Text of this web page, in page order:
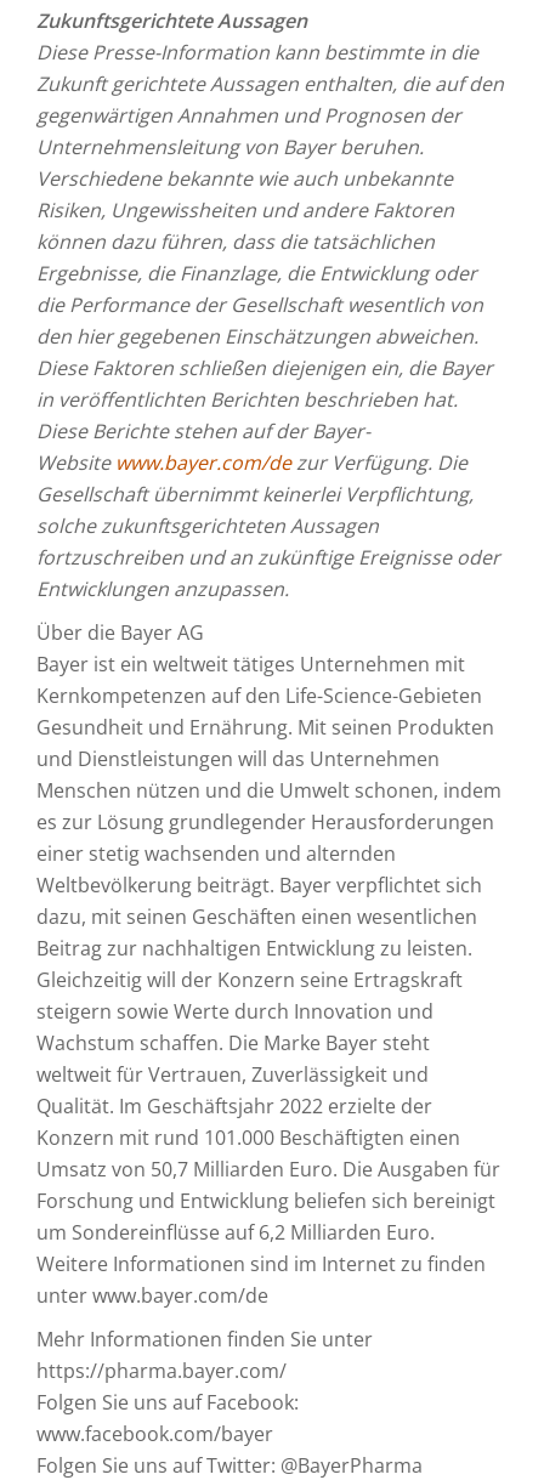
Zukunftsgerichtete Aussagen
Diese Presse-Information kann bestimmte in die
Zukunft gerichtete Aussagen enthalten, die auf den
gegenwärtigen Annahmen und Prognosen der
Unternehmensleitung von Bayer beruhen.
Verschiedene bekannte wie auch unbekannte
Risiken, Ungewissheiten und andere Faktoren
können dazu führen, dass die tatsächlichen
Ergebnisse, die Finanzlage, die Entwicklung oder
die Performance der Gesellschaft wesentlich von
den hier gegebenen Einschätzungen abweichen.
Diese Faktoren schließen diejenigen ein, die Bayer
in veröffentlichten Berichten beschrieben hat.
Diese Berichte stehen auf der Bayer-
Website www.bayer.com/dezur Verfügung. Die
Gesellschaft übernimmt keinerlei Verpflichtung,
solche zukunftsgerichteten Aussagen
fortzuschreiben und an zukünftige Ereignisse oder
Entwicklungen anzupassen.
Über die Bayer AG
Bayer ist ein weltweit tätiges Unternehmen mit
Kernkompetenzen auf den Life-Science-Gebieten
Gesundheit und Ernährung. Mit seinen Produkten
und Dienstleistungen will das Unternehmen
Menschen nützen und die Umwelt schonen, indem
es zur Lösung grundlegender Herausforderungen
einer stetig wachsenden und alternden
Weltbevölkerung beiträgt. Bayer verpflichtet sich
dazu, mit seinen Geschäften einen wesentlichen
Beitrag zur nachhaltigen Entwicklung zu leisten.
Gleichzeitig will der Konzern seine Ertragskraft
steigern sowie Werte durch Innovation und
Wachstum schaffen. Die Marke Bayer steht
weltweit für Vertrauen, Zuverlässigkeit und
Qualität. Im Geschäftsjahr 2022 erzielte der
Konzern mit rund 101.000 Beschäftigten einen
Umsatz von 50,7 Milliarden Euro. Die Ausgaben für
Forschung und Entwicklung beliefen sich bereinigt
um Sondereinflüsse auf 6,2 Milliarden Euro.
Weitere Informationen sind im Internet zu finden
unter www.bayer.com/de
Mehr Informationen finden Sie unter
https://pharma.bayer.com/
Folgen Sie uns auf Facebook:
www.facebook.com/bayer
Folgen Sie uns auf Twitter: @BayerPharma